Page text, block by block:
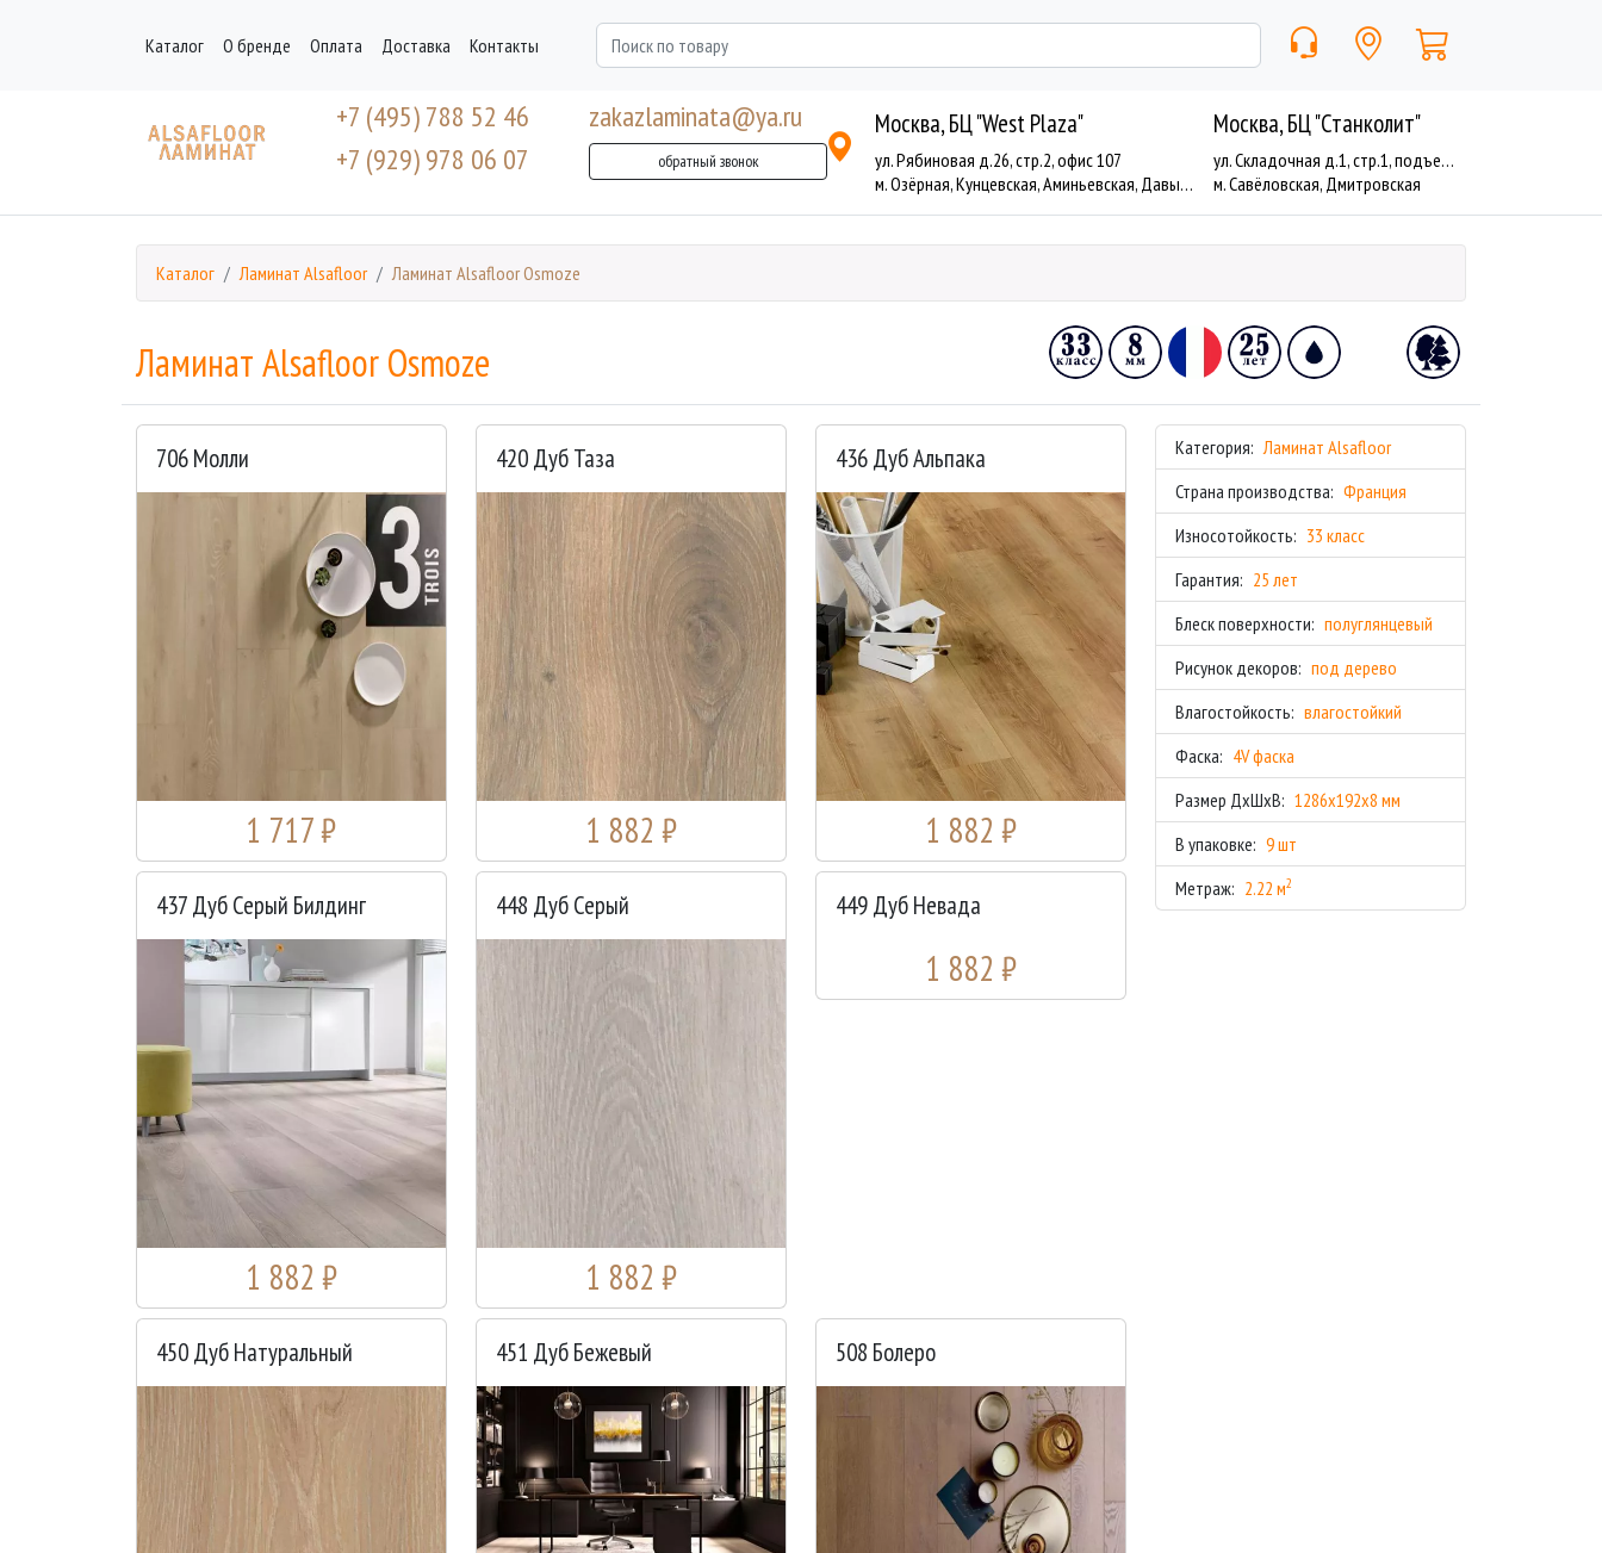
Каталог О бренде Оплата Доставка Контакты
+7 (495) 788 52 46
+7 (929) 978 06 07
zakazlaminata@ya.ru
обратный звонок
Москва, БЦ "West Plaza"
ул. Рябиновая д.26, стр.2, офис 107
м. Озёрная, Кунцевская, Аминьевская, Давыдково
Москва, БЦ "Станколит"
ул. Складочная д.1, стр.1, подъезд 19
м. Савёловская, Дмитровская
Каталог Ламинат Alsafloor Ламинат Alsafloor Osmoze
Ламинат Alsafloor Osmoze
706 Молли
1 717 ₽
420 Дуб Таза
1 882 ₽
436 Дуб Альпака
1 882 ₽
437 Дуб Серый Билдинг
1 882 ₽
448 Дуб Серый
1 882 ₽
449 Дуб Невада
1 882 ₽
450 Дуб Натуральный 451 Дуб Бежевый 508 Болеро
Категория: Ламинат Alsafloor
Страна производства: Франция
Износотойкость: 33 класс
Гарантия: 25 лет
Блеск поверхности: полуглянцевый
Рисунок декоров: под дерево
Влагостойкость: влагостойкий
Фаска: 4V фаска
Размер ДхШхВ: 1286x192x8 мм
В упаковке: 9 шт
Метраж: 2.22 м2